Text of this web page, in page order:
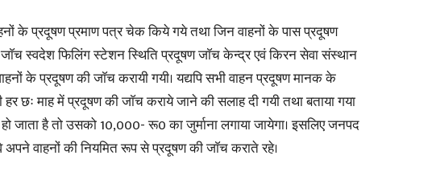
in
के प्रदूषण प्रमाण पत्र चेक किये गये तथा जिन वाहनों के पास प्रदूषण
जाॅच स्वदेश फिलिंग स्टेशन स्थिति प्रदूषण जाॅच केन्द्र एवं किरन सेवा संस्थान
के प्रदूषण की जाॅच करायी गयी। यद्यपि सभी वाहन प्रदूषण मानक के
छः माह में प्रदूषण की जाॅच कराये जाने की सलाह दी गयी तथा बताया गया
जाता है तो उसको 10,000- रू0 का जुर्माना लगाया जायेगा। इसलिए जनपद
वाहनों की नियमित रूप से प्रदूषण की जाॅच कराते रहे।